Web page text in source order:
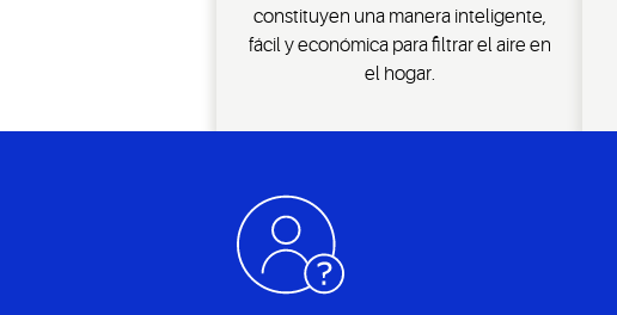
constituyen una manera inteligente,
fácil y económica para filtrar el aire en
el hogar.